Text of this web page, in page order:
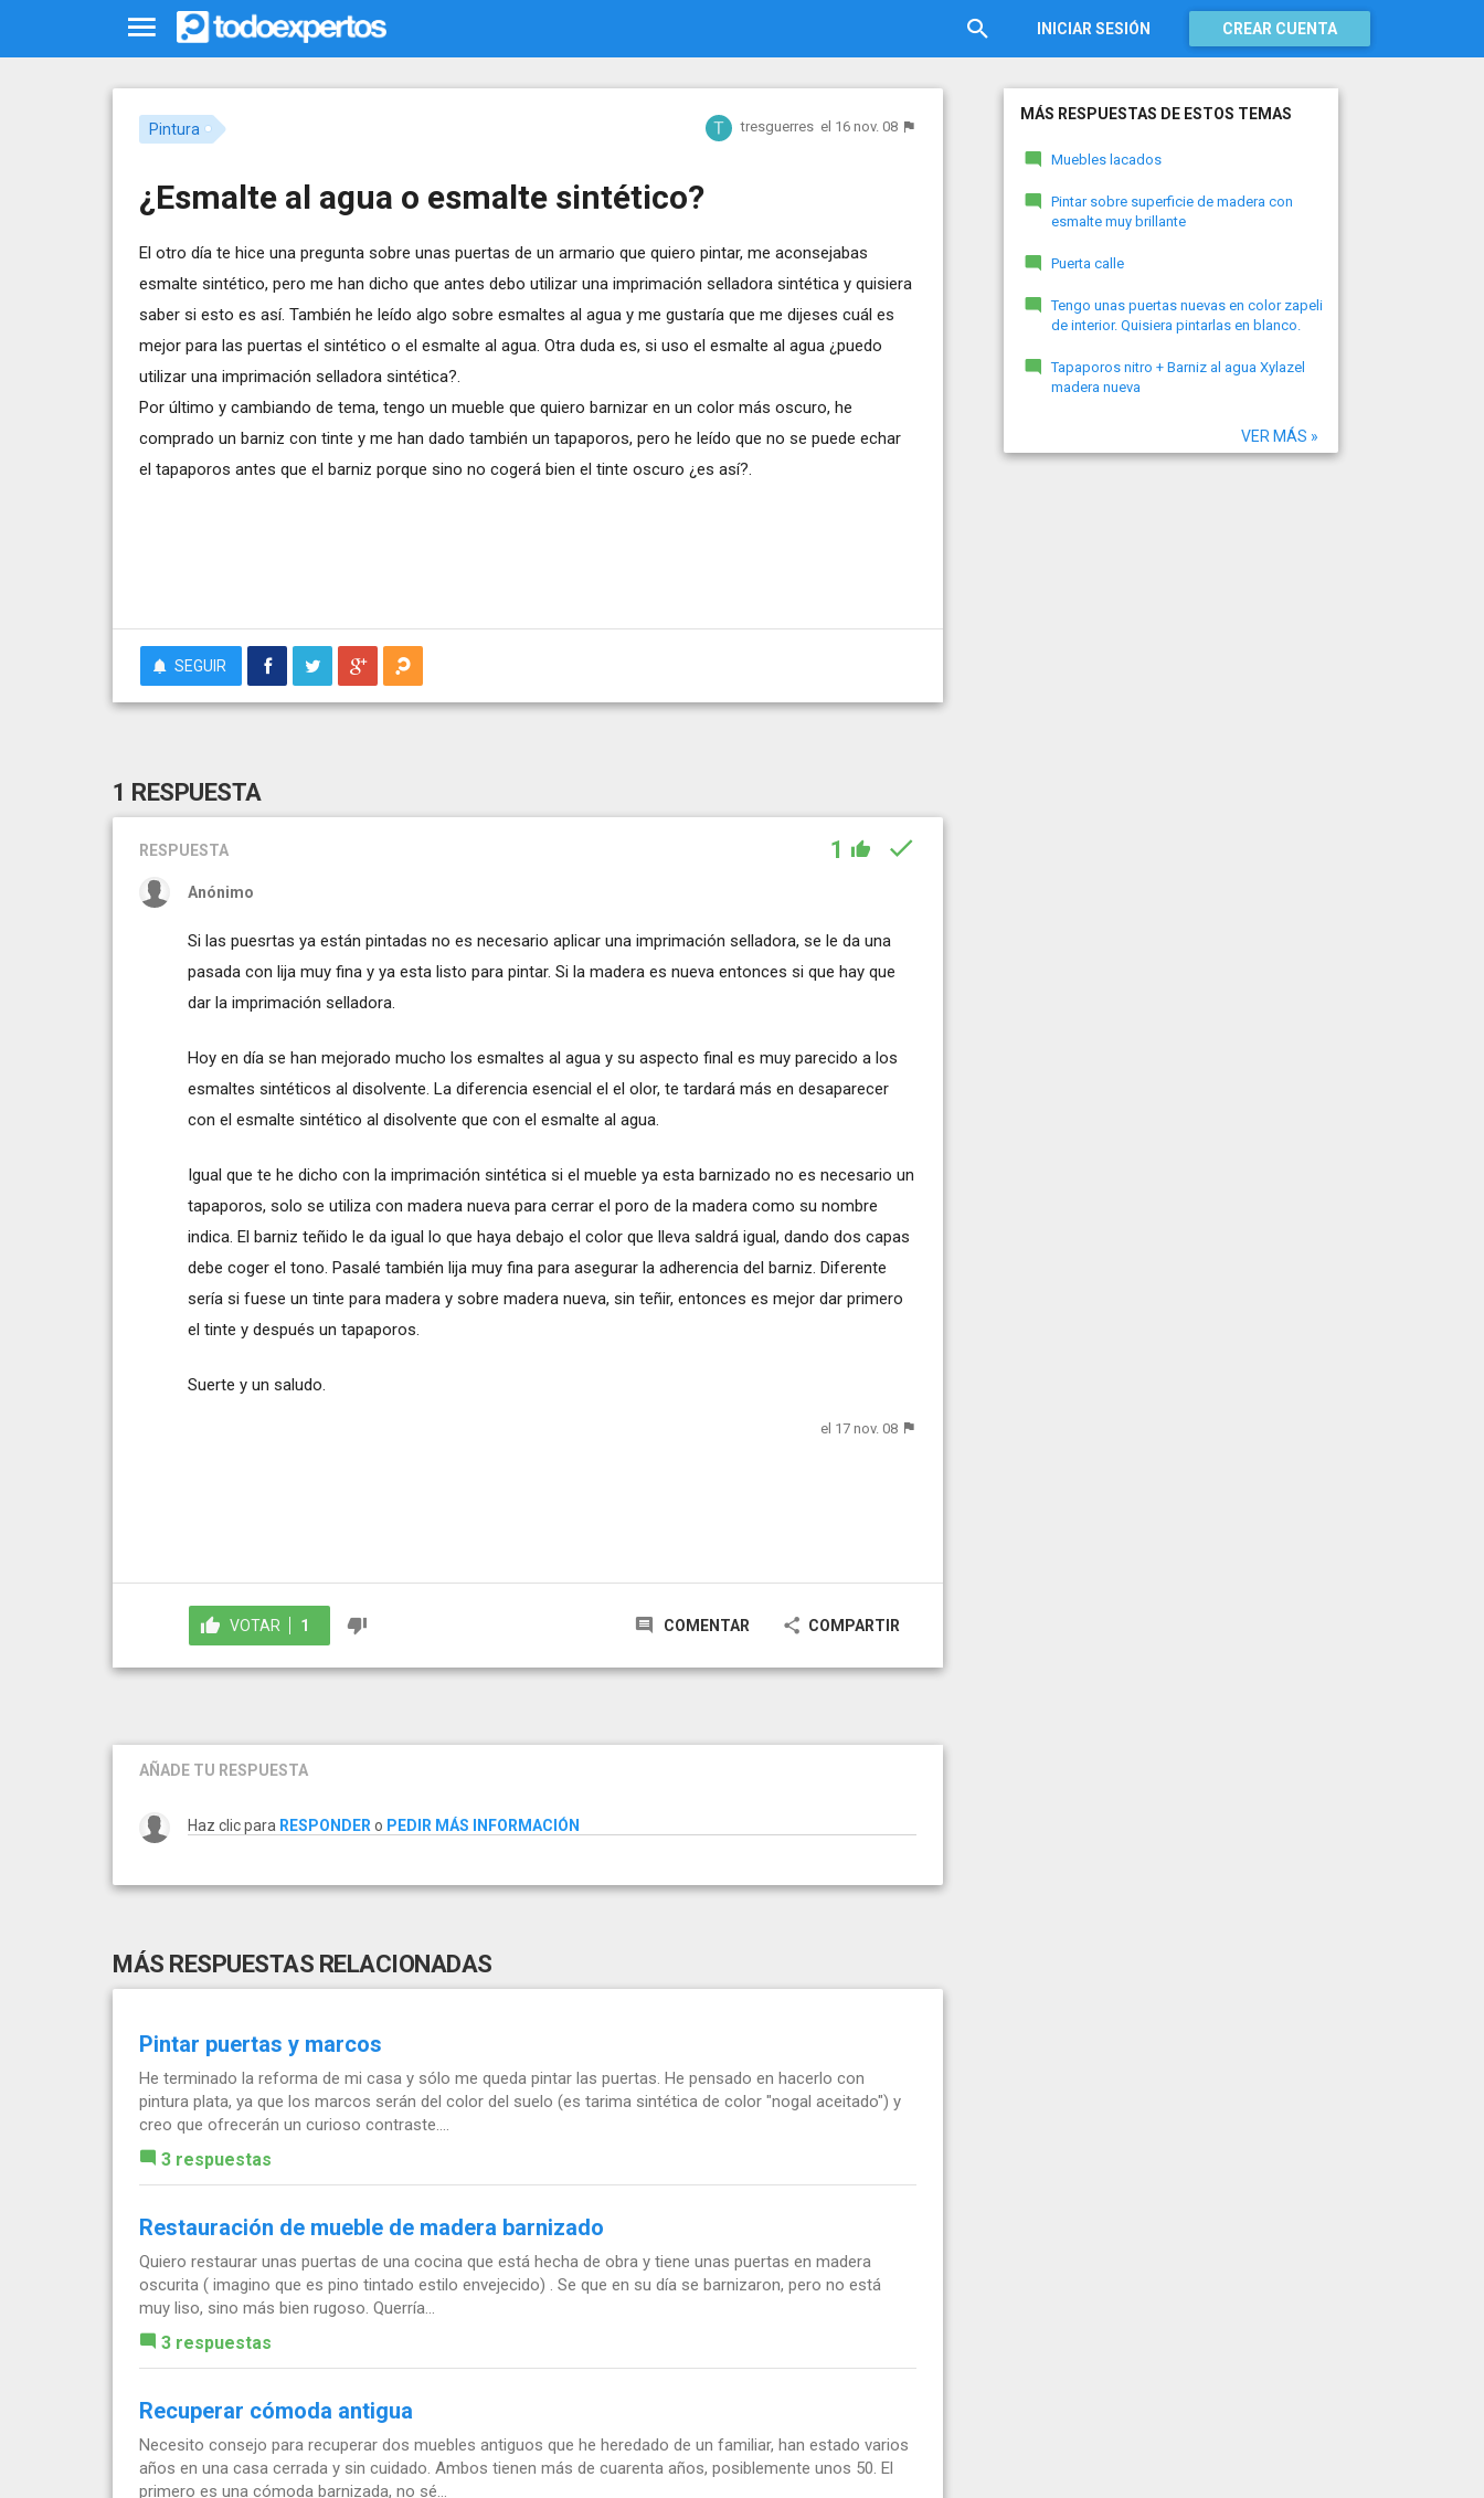
INICIAR SESIÓN CREAR CUENTA
Pintura tresguerres el 16 nov. 08
¿Esmalte al agua o esmalte sintético?
El otro día te hice una pregunta sobre unas puertas de un armario que quiero pintar, me aconsejabas
esmalte sintético, pero me han dicho que antes debo utilizar una imprimación selladora sintética y quisiera
saber si esto es así. También he leído algo sobre esmaltes al agua y me gustaría que me dijeses cuál es
mejor para las puertas el sintético o el esmalte al agua. Otra duda es, si uso el esmalte al agua ¿puedo
utilizar una imprimación selladora sintética?.
Por último y cambiando de tema, tengo un mueble que quiero barnizar en un color más oscuro, he
comprado un barniz con tinte y me han dado también un tapaporos, pero he leído que no se puede echar
el tapaporos antes que el barniz porque sino no cogerá bien el tinte oscuro ¿es así?.
SEGUIR
1 RESPUESTA
RESPUESTA 1
Anónimo
Si las puesrtas ya están pintadas no es necesario aplicar una imprimación selladora, se le da una
pasada con lija muy fina y ya esta listo para pintar. Si la madera es nueva entonces si que hay que
dar la imprimación selladora.
Hoy en día se han mejorado mucho los esmaltes al agua y su aspecto final es muy parecido a los
esmaltes sintéticos al disolvente. La diferencia esencial el el olor, te tardará más en desaparecer
con el esmalte sintético al disolvente que con el esmalte al agua.
Igual que te he dicho con la imprimación sintética si el mueble ya esta barnizado no es necesario un
tapaporos, solo se utiliza con madera nueva para cerrar el poro de la madera como su nombre
indica. El barniz teñido le da igual lo que haya debajo el color que lleva saldrá igual, dando dos capas
debe coger el tono. Pasalé también lija muy fina para asegurar la adherencia del barniz. Diferente
sería si fuese un tinte para madera y sobre madera nueva, sin teñir, entonces es mejor dar primero
el tinte y después un tapaporos.
Suerte y un saludo.
el 17 nov. 08
VOTAR 1 COMENTAR COMPARTIR
AÑADE TU RESPUESTA
Haz clic para RESPONDER o PEDIR MÁS INFORMACIÓN
MÁS RESPUESTAS RELACIONADAS
Pintar puertas y marcos
He terminado la reforma de mi casa y sólo me queda pintar las puertas. He pensado en hacerlo con
pintura plata, ya que los marcos serán del color del suelo (es tarima sintética de color "nogal aceitado") y
creo que ofrecerán un curioso contraste....
3 respuestas
Restauración de mueble de madera barnizado
Quiero restaurar unas puertas de una cocina que está hecha de obra y tiene unas puertas en madera
oscurita ( imagino que es pino tintado estilo envejecido) . Se que en su día se barnizaron, pero no está
muy liso, sino más bien rugoso. Querría...
3 respuestas
Recuperar cómoda antigua
Necesito consejo para recuperar dos muebles antiguos que he heredado de un familiar, han estado varios
años en una casa cerrada y sin cuidado. Ambos tienen más de cuarenta años, posiblemente unos 50. El
primero es una cómoda barnizada, no sé...
MÁS RESPUESTAS DE ESTOS TEMAS
Muebles lacados
Pintar sobre superficie de madera con
esmalte muy brillante
Puerta calle
Tengo unas puertas nuevas en color zapeli
de interior. Quisiera pintarlas en blanco.
Tapaporos nitro + Barniz al agua Xylazel
madera nueva
VER MÁS »